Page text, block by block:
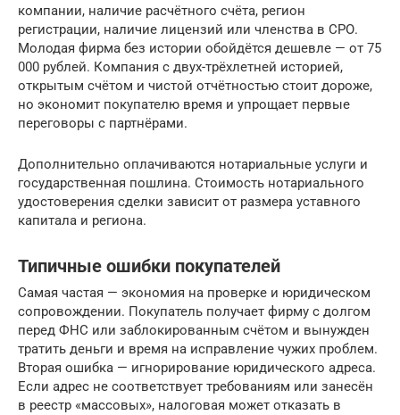
компании, наличие расчётного счёта, регион
регистрации, наличие лицензий или членства в СРО.
Молодая фирма без истории обойдётся дешевле — от 75
000 рублей. Компания с двух-трёхлетней историей,
открытым счётом и чистой отчётностью стоит дороже,
но экономит покупателю время и упрощает первые
переговоры с партнёрами.
Дополнительно оплачиваются нотариальные услуги и
государственная пошлина. Стоимость нотариального
удостоверения сделки зависит от размера уставного
капитала и региона.
Типичные ошибки покупателей
Самая частая — экономия на проверке и юридическом
сопровождении. Покупатель получает фирму с долгом
перед ФНС или заблокированным счётом и вынужден
тратить деньги и время на исправление чужих проблем.
Вторая ошибка — игнорирование юридического адреса.
Если адрес не соответствует требованиям или занесён
в реестр «массовых», налоговая может отказать в